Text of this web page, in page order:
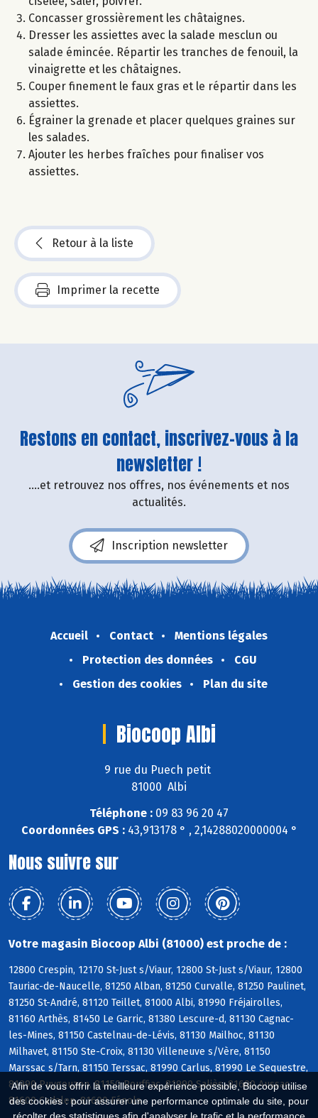
Afin de vous offrir la meilleure expérience possible, Biocoop utilise
des cookies : pour assurer une performance optimale du site, pour
Concasser grossièrement les châtaignes.
Dresser les assiettes avec la salade mesclun ou
salade émincée. Répartir les tranches de fenouil, la
vinaigrette et les châtaignes.
Couper finement le faux gras et le répartir dans les
assiettes.
Égrainer la grenade et placer quelques graines sur
les salades.
Ajouter les herbes fraîches pour finaliser vos
assiettes.
Retour à la liste
Imprimer la recette
Restons en contact, inscrivez-vous à la
newsletter !
....et retrouvez nos offres, nos événements et nos
actualités.
Inscription newsletter
Accueil Contact
Mentions légales
Protection des données
CGU
Gestion des cookies
Plan du site
Biocoop Albi
9 rue du Puech petit
81000 Albi
Téléphone : 09 83 96 20 47
Coordonnées GPS :43,913178 ° , 2,14288020000004 °
Nous suivre sur
Votre magasin Biocoop Albi (81000) est proche de :
12800 Crespin, 12170 St-Just s/Viaur, 12800 St-Just s/Viaur, 12800
Tauriac-de-Naucelle, 81250 Alban, 81250 Curvalle, 81250 Paulinet,
81250 St-André, 81120 Teillet, 81000 Albi, 81990 Fréjairolles,
81160 Arthès, 81450 Le Garric, 81380 Lescure-d, 81130 Cagnac-
les-Mines, 81150 Castelnau-de-Lévis, 81130 Mailhoc, 81130
Milhavet, 81150 Ste-Croix, 81130 Villeneuve s/Vère, 81150
Marssac s/Tarn, 81150 Terssac, 81990 Carlus, 81990 Le Sequestre,
81990 Puygouzon, 81150 Rouffiac, 81990 Saliès, 81600 Aussac,
81600 Cadalen, 81600 Fénols